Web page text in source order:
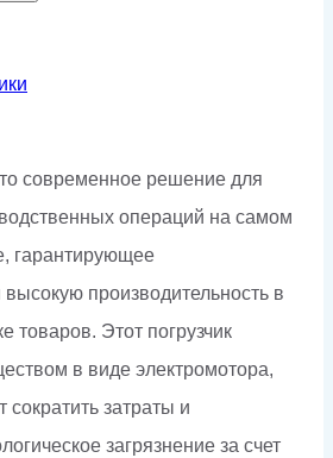
современное решение для
операций на самом
гарантирующее
производительность в
товаров. Этот погрузчик
в виде электромотора,
сократить затраты и
загрязнение за счет